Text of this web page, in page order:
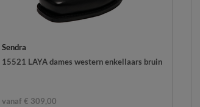
Sendra
15521 LAYA dames western enkellaars bruin
vanaf € 309,00